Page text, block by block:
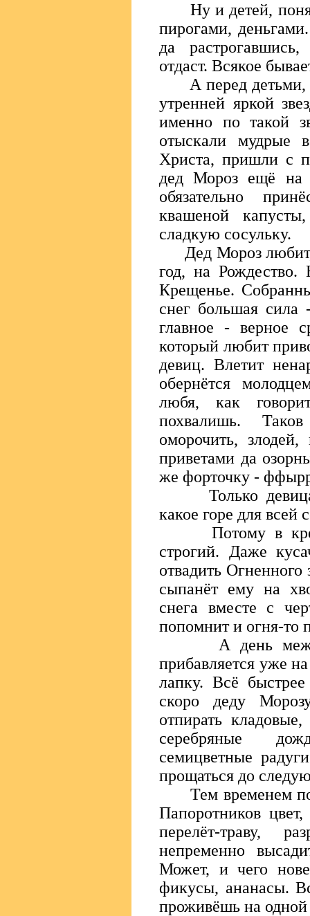
Ну и детей,
пирогами,
да
отдаст. Всякое
А перед детьми,
утренней яркой
именно по такой
отыскали мудрые
Христа, пришли с
дед Мороз ещё на
обязательно
квашеной
сладкую сосульку.
Дед Мороз любит,
год, на
Крещенье.
снег большая сила
главное - верное
который любит
девиц. Влетит
обернётся
любя, как
похвалишь.
оморочить,
приветами да
же форточку -
Только девица
какое горе для всей
Потому в
строгий. Даже
отвадить
сыпанёт ему на
снега вместе с
попомнит и огня-то
А день меж
прибавляется уже
лапку. Всё
скоро деду
отпирать
серебряные
семицветные
прощаться до
Тем временем
Папоротников цвет,
перелёт-траву,
непременно
Может, и чего
фикусы, ананасы.
проживёшь на одной